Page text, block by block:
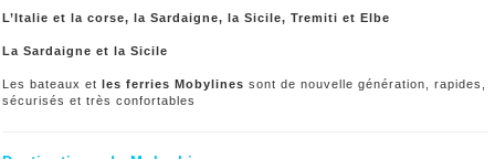
L’Italie et la corse, la Sardaigne, la Sicile, Tremiti et Elbe
La Sardaigne et la Sicile
Les bateaux et les ferries Mobylines sont de nouvelle génération, rapides,
sécurisés et très confortables